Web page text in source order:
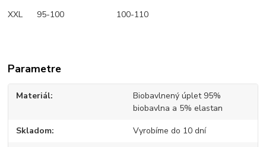
XXL 95-100 100-110
Parametre
Materiál
Biobavlnený úplet 95%
biobavlna a 5% elastan
Skladom Vyrobíme do 10 dní